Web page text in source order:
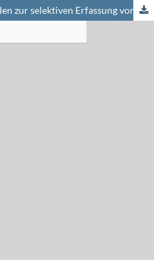
Antibiotika-Membranelektroden zur selektiven Erfassung von Kaliumionenaktivitäten